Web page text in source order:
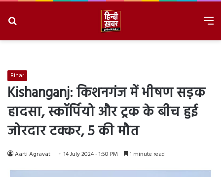
Bihar
Kishanganj: किशनगंज में भीषण सड़क
हादसा, स्कॉर्पियो और ट्रक के बीच हुई
जोरदार टक्कर, 5 की मौत
Aarti Agravat 14 July 2024 - 1:50 PM 1 minute read